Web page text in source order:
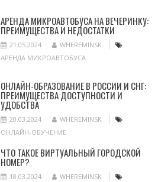
АРЕНДА МИКРОАВТОБУСА НА ВЕЧЕРИНКУ:
ПРЕИМУЩЕСТВА И НЕДОСТАТКИ
21.05.2024
WHEREMINSK
АРЕНДА МИКРОАВТОБУСА
ОНЛАЙН-ОБРАЗОВАНИЕ В РОССИИ И СНГ:
ПРЕИМУЩЕСТВА ДОСТУПНОСТИ И
УДОБСТВА
20.03.2024
WHEREMINSK
ОНЛАЙН-ОБУЧЕНИЕ
ЧТО ТАКОЕ ВИРТУАЛЬНЫЙ ГОРОДСКОЙ
НОМЕР?
18.03.2024
WHEREMINSK